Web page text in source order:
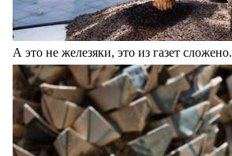
А это не железяки, это из газет сложено.